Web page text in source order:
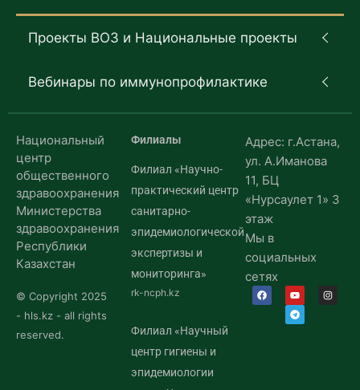
Проекты ВОЗ и Национальные проекты
Вебинары по иммунопрофилактике
Национальный
центр
общественного
здравоохранения
Министерства
здравоохранения
Республики
Казахстан
© Copyright 2025
- hls.kz - all rights
reserved.
Филиалы
Филиал «Научно-
практический центр
санитарно-
эпидемиологической
экспертизы и
мониторинга»
rk-ncph.kz
Филиал «Научный
центр гигиены и
эпидемиологии
Адрес: г.Астана,
ул. А.Иманова
11, БЦ
«Нурсаулет 1» 3
этаж
Мы в
социальных
сетях